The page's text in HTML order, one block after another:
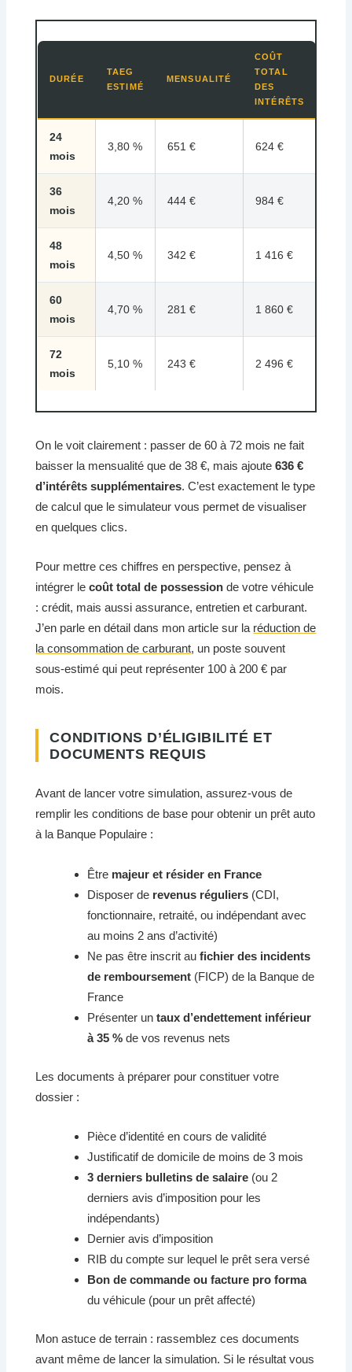
DURÉE
TAEG
ESTIMÉ
MENSUALITÉ
COÛT
TOTAL
DES
INTÉRÊTS
24
mois
3,80 % 651 € 624 €
36
mois
4,20 % 444 € 984 €
48
mois
4,50 % 342 € 1 416 €
60
mois
4,70 % 281 € 1 860 €
72
mois
5,10 % 243 € 2 496 €
On le voit clairement : passer de 60 à 72 mois ne fait
baisser la mensualité que de 38 €, mais ajoute636 €
d’intérêts supplémentaires. C’est exactement le type
de calcul que le simulateur vous permet de visualiser
en quelques clics.
Pour mettre ces chiffres en perspective, pensez à
intégrer lecoût total de possession de votre véhicule
: crédit, mais aussi assurance, entretien et carburant.
J’en parle en détail dans mon article sur la réduction de
la consommation de carburant, un poste souvent
sous-estimé qui peut représenter 100 à 200 € par
mois.
CONDITIONS D’ÉLIGIBILITÉ ET
DOCUMENTS REQUIS
Avant de lancer votre simulation, assurez-vous de
remplir les conditions de base pour obtenir un prêt auto
à la Banque Populaire :
Être majeur et résider en France
Disposer de revenus réguliers (CDI,
fonctionnaire, retraité, ou indépendant avec
au moins 2 ans d’activité)
Ne pas être inscrit aufichier des incidents
de remboursement (FICP) de la Banque de
France
Présenter untaux d’endettement inférieur
à 35 % de vos revenus nets
Les documents à préparer pour constituer votre
dossier :
Pièce d’identité en cours de validité
Justificatif de domicile de moins de 3 mois
3 derniers bulletins de salaire (ou 2
derniers avis d’imposition pour les
indépendants)
Dernier avis d’imposition
RIB du compte sur lequel le prêt sera versé
Bon de commande ou facture pro forma
du véhicule (pour un prêt affecté)
Mon astuce de terrain : rassemblez ces documents
avant même de lancer la simulation. Si le résultat vous